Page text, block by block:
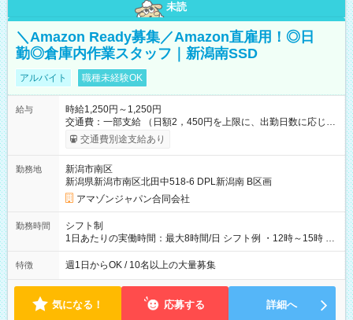
未読
＼Amazon Ready募集／Amazon直雇用！◎日
勤◎倉庫内作業スタッフ｜新潟南SSD
アルバイト 職種未経験OK
給与
時給1,250円～1,250円
交通費：一部支給 （日額2，450円を上限に、出勤日数に応じて
実費支給） ※22:00～翌5:00までは時給25%UP！ ■給与前払い
制度あり ※前払い額の上限あり、手数料無料（Amazon負担）
交通費別途支給あり
勤務地
新潟市南区
新潟県新潟市南区北田中518-6 DPL新潟南 B区画
アマゾンジャパン合同会社
勤務時間
シフト制
1日あたりの実働時間：最大8時間/日 シフト例 ・12時～15時 入
社後、就業可能シフトをご確認の上、申請してください。
特徴 週1日からOK / 10名以上の大量募集
気になる！ 応募する 詳細へ